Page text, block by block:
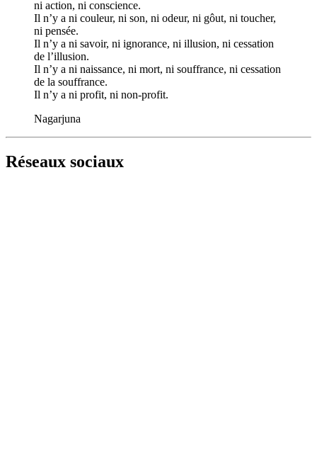
ni action, ni conscience.
Il n’y a ni couleur, ni son, ni odeur, ni gôut, ni toucher,
ni pensée.
Il n’y a ni savoir, ni ignorance, ni illusion, ni cessation
de l’illusion.
Il n’y a ni naissance, ni mort, ni souffrance, ni cessation
de la souffrance.
Il n’y a ni profit, ni non-profit.
Nagarjuna
Réseaux sociaux